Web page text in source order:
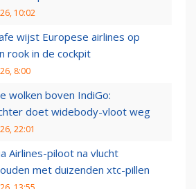
10:02
wijst Europese airlines op
rook in de cockpit
8:00
wolken boven IndiGo:
doet widebody-vloot weg
22:01
Airlines-piloot na vlucht
met duizenden xtc-pillen